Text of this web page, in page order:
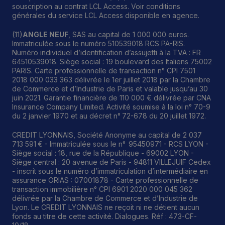
souscription au contrat LCL Access. Voir conditions
générales du service LCL Access disponible en agence.
(11)ANGLE NEUF , SAS au capital de 1 000 000 euros.
Immatriculée sous le numéro 510539018 RCS PA-RIS.
Numéro individuel d’identification d’assujetti à la TVA : FR
64510539018. Siège social : 19 boulevard des Italiens 75002
PARIS. Carte professionnelle de transaction n° CPI 7501
2018 000 033 363 délivrée le 1er juillet 2018 par la Chambre
de Commerce et d’Industrie de Paris et valable jusqu’au 30
juin 2021. Garantie financière de 110 000 € délivrée par CNA
Insurance Company Limited. Activité soumise à la loi n° 70-9
du 2 janvier 1970 et au décret n° 72-678 du 20 juillet 1972.
CREDIT LYONNAIS, Société Anonyme au capital de 2 037
713 591 € - Immatriculée sous le n° 95450971 - RCS LYON -
Siège social : 18, rue de la République - 69002 LYON -
Siège central : 20 avenue de Paris - 94811 VILLEJUIF Cedex
- inscrit sous le numéro d’immatriculation d’intermédiaire en
assurance ORIAS : 07001878 - Carte professionnelle de
transaction immobilière n° CPI 6901 2020 000 045 362
délivrée par la Chambre de Commerce et d’Industrie de
Lyon. Le CREDIT LYONNAIS ne reçoit ni ne détient aucun
fonds au titre de cette activité. Dialogues. Réf : 473-CF-